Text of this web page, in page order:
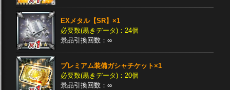
EXメタル【SR】×1
必要数(黒きデータ)：24個
景品引換回数：∞
プレミアム装備ガシャチケット×1
必要数(黒きデータ)：20個
景品引換回数：∞